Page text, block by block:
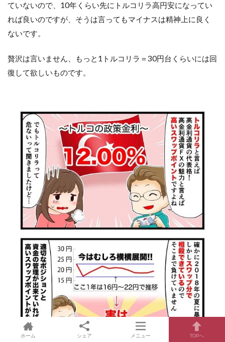
ていないので、10年くらい先にトルコリラ高円安になってい
れば良いのですが、そうは言ってもマイナスは精神上に良く
ないです。
贅沢は言いません、もっと1トルコリラ＝30円台くらいには回
復して欲しいものです。
ホーム シェア メニュー TOPへ